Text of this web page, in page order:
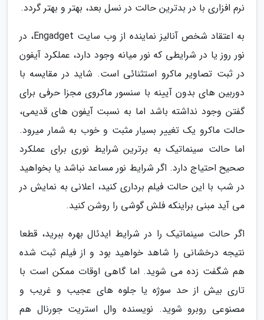
نرم افزاری با در بدترین حالت در نسل بعد، بهتر و بهتر گردد.
به اعتقاد شخص آنالیز نماینده از وب سایت Engadget، در
نور روز یا در شرایطی که نور میانه وجود دارد، عملکرد آیفون
در ثبت تصاویر ماکرو استثنائی است. شاید در مقایسه با
دوربین های بدون آیینه با سنسور ماکروی مجزا حرفی برای
گفتن وجود نداشته باشد اما به نسبت آیفون های قدیمی،
حالت ماکرو یک تغییر بسیار مثبت و خوب به شمار میرود.
اما حالت سینماتیک به برترین شرایط نوری برای عملکرد
صحیح احتیاج دارد. اگر شرایط نور مساعد نباشد یا بخواهید
در شب با این حالت فیلم برداری کنید، اعلانی به نمایش در
می آید مبنی براینکه فلش گوشی را روشن کنید.
اگر حالت سینماتیک را در شرایط ایدئال بهره ببرید، قطعا
نتیجه درخشانی را شاهد خواهید بود و از فیلم ثبت شده
هم شگفت زده می شوید. اما گاهی اوقات ممکن است با
تاری بیش از حد سوژه یا جلوه های عجیب و غریب و
مصنوعی روبرو شوید. نویسنده وال استریت جورنال هم